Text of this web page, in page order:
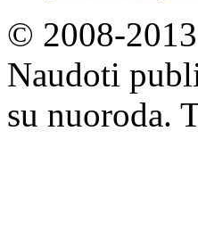
© 2008-2013
Naudoti
su nuoroda.